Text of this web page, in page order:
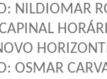
NILDIOMAR
OSMAR